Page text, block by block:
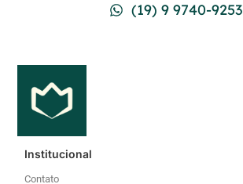
(19) 9 9740-9253
Institucional
Contato